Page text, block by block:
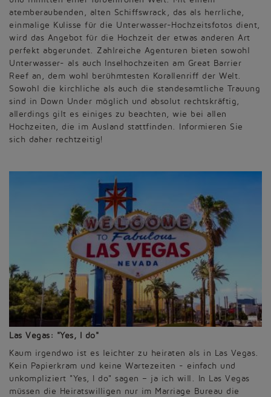
atemberaubenden, alten Schiffswrack, das als herrliche,
einmalige Kulisse für die Unterwasser-Hochzeitsfotos dient,
wird das Angebot für die Hochzeit der etwas anderen Art
perfekt abgerundet. Zahlreiche Agenturen bieten sowohl
Unterwasser- als auch Inselhochzeiten am Great Barrier
Reef an, dem wohl berühmtesten Korallenriff der Welt.
Sowohl die kirchliche als auch die standesamtliche Trauung
sind in Down Under möglich und absolut rechtskräftig,
allerdings gilt es einiges zu beachten, wie bei allen
Hochzeiten, die im Ausland stattfinden. Informieren Sie
sich daher rechtzeitig!
Las Vegas: "Yes, I do"
Kaum irgendwo ist es leichter zu heiraten als in Las Vegas.
Kein Papierkram und keine Wartezeiten - einfach und
unkompliziert "Yes, I do" sagen – ja ich will. In Las Vegas
müssen die Heiratswilligen nur im Marriage Bureau die